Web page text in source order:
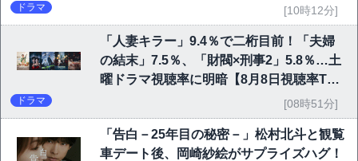
ドラマ [10時12分]
「人妻キラー」9.4％で二桁目前！「夫婦
の結末」7.5％、「財閥×刑事2」5.8％…土
曜ドラマ視聴率に明暗【8月8日視聴率TO
ドラマ [08時51分]
「告白－25年目の秘密－」松村北斗と観覧
車デート後、岡崎紗絵がサプライズハグ！